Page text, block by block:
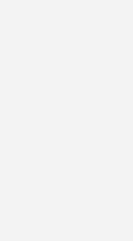
Angebot wird